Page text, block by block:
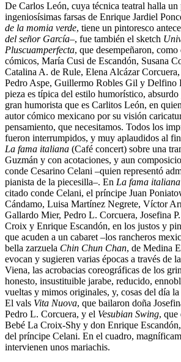
De Carlos León, cuya técnica teatral halla un
ingeniosísimas farsas de Enrique Jardiel
de la momia verde, tiene un pintoresco
del señor García–, fue también el sketch
Pluscuamperfecta, que desempeñaron,
cómicos, María Cusi de Escandón, Susana
Catalina A. de Rule, Elena Alcázar
Pedro Aspe, Guillermo Robles Gil y Delfino
pieza es típica del estilo humorístico,
gran humorista que es Carlitos León, en
autor cómico mexicano por su visión
pensamiento, que necesitamos. Todos los
fueron interrumpidos, y muy aplaudidos al
La fama italiana (Café concert) sobre una
Guzmán y con acotaciones, y aun
conde Cesarino Celani –quien representó
pianista de la piecesilla–. En La fama italiana
citado conde Celani, el príncipe Juan
Cándamo, Luisa Martínez Negrete, Víctor
Gallardo Mier, Pedro L. Corcuera, Josefina
Croix y Enrique Escandón, en los justos y
que acuden a un cabaret –los rancheros
bella zarzuela Chin Chun Chan, de Medina
evocan y sugieren varias épocas a través de
Viena, las acrobacias coreográficas de los
honesto, insustituible jarabe, reducido,
vueltas y mimos originales, y, cosas del día
El vals Vita Nuova, que bailaron doña
Pedro L. Corcuera, y el Vesubian Swing, que
Bebé La Croix-Shy y don Enrique
del príncipe Celani. En el cuadro,
intervienen unos mariachis.